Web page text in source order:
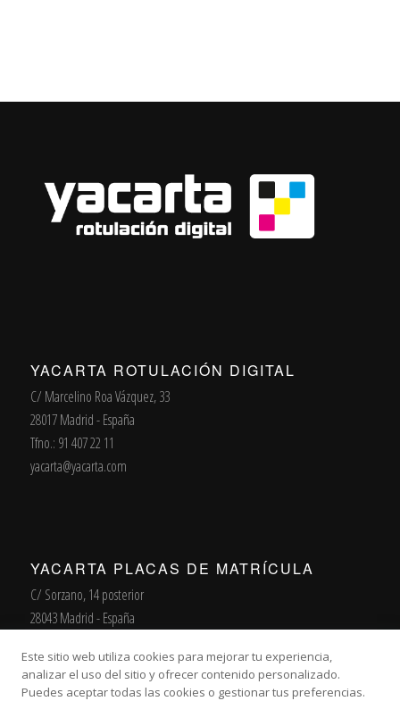
YACARTA ROTULACIÓN DIGITAL
C/ Marcelino Roa Vázquez, 33
28017 Madrid - España
Tfno.: 91 407 22 11
yacarta@yacarta.com
YACARTA PLACAS DE MATRÍCULA
C/ Sorzano, 14 posterior
28043 Madrid - España
matriculas@yacarta.com
Este sitio web utiliza cookies para mejorar tu experiencia,
analizar el uso del sitio y ofrecer contenido personalizado.
Puedes aceptar todas las cookies o gestionar tus preferencias.